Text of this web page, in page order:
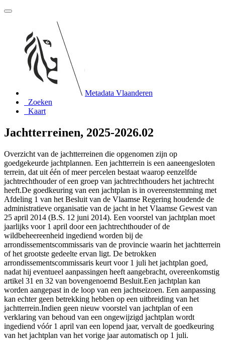
Metadata Vlaanderen
Zoeken
Kaart
Jachtterreinen, 2025-2026.02
Overzicht van de jachtterreinen die opgenomen zijn op
goedgekeurde jachtplannen. Een jachtterrein is een aaneengesloten
terrein, dat uit één of meer percelen bestaat waarop eenzelfde
jachtrechthouder of een groep van jachtrechthouders het jachtrecht
heeft.De goedkeuring van een jachtplan is in overeenstemming met
Afdeling 1 van het Besluit van de Vlaamse Regering houdende de
administratieve organisatie van de jacht in het Vlaamse Gewest van
25 april 2014 (B.S. 12 juni 2014). Een voorstel van jachtplan moet
jaarlijks voor 1 april door een jachtrechthouder of de
wildbeheereenheid ingediend worden bij de
arrondissementscommissaris van de provincie waarin het jachtterrein
of het grootste gedeelte ervan ligt. De betrokken
arrondissementscommissaris keurt voor 1 juli het jachtplan goed,
nadat hij eventueel aanpassingen heeft aangebracht, overeenkomstig
artikel 31 en 32 van bovengenoemd Besluit.Een jachtplan kan
worden aangepast in de loop van een jachtseizoen. Een aanpassing
kan echter geen betrekking hebben op een uitbreiding van het
jachtterrein.Indien geen nieuw voorstel van jachtplan of een
verklaring van behoud van een ongewijzigd jachtplan wordt
ingediend vóór 1 april van een lopend jaar, vervalt de goedkeuring
van het jachtplan van het vorige jaar automatisch op 1 juli.